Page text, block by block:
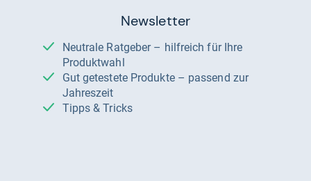
Newsletter
Neutrale Ratgeber – hilfreich für Ihre
Produktwahl
Gut getestete Produkte – passend zur
Jahreszeit
Tipps & Tricks